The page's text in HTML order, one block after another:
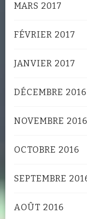
MARS 2017
FÉVRIER 2017
JANVIER 2017
DÉCEMBRE 2016
NOVEMBRE 2016
OCTOBRE 2016
SEPTEMBRE
AOÛT 2016